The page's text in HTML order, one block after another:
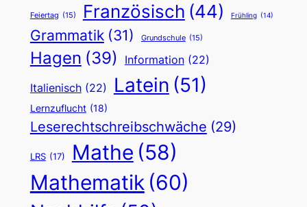
Feiertag (15) Französisch (44) Frühling (14)
Grammatik (31) Grundschule (15)
Hagen (39) Information (22)
Italienisch (22) Latein (51)
Lernzuflucht (18)
Leserechtschreibschwäche (29)
LRS (17) Mathe (58)
Mathematik (60)